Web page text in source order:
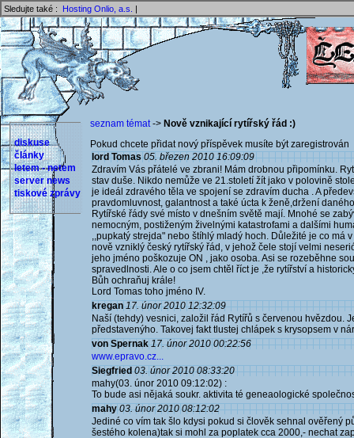
Sledujte také : Hosting Onlio, a.s. |
diskuse
články
letem - netem
server news
tiskové zprávy
seznam témat-> Nově vznikající rytířský řád :)
Pokud chcete přidat nový příspěvek musíte být
lord Tomas 05. březen 2010 16:09:09
Zdravím Vás přátelé ve zbrani! Mám drobnou připomínku.
stav duše. Nikdo nemůže ve 21.století žít jako v polovině
je ideál zdravého těla ve spojení se zdravím ducha . A
pravdomluvnost, galantnost a také úcta k ženě,držení
Rytířské řády své místo v dnešním světě mají. Mnohé se
nemocným, postiženým živelnými katastrofami a dalšími
,,pupkatý strejda" nebo štíhlý mladý hoch. Důležité je co má
nově vzniklý český rytířský řád, v jehož čele stojí velmi
jeho jméno poškozuje ON , jako osoba. Asi se rozeběhne
spravedlnosti. Ale o co jsem chtěl říct je ,že rytířství a
Bůh ochraňuj krále!
Lord Tomas toho jméno IV.
kregan 17. únor 2010 12:32:09
Naší (tehdy) vesnici, založil řád Rytířů s červenou hvězdou.
představenýho. Takovej fakt tlustej chlápek s krysopsem v
von Spernak 17. únor 2010 00:22:56
www.epravo.cz...
Siegfried 03. únor 2010 08:33:20
mahy(03. únor 2010 09:12:02) :
To bude asi nějaká soukr. aktivita té geneaologické
mahy 03. únor 2010 08:12:02
Jediné co vím tak šlo kdysi pokud si člověk sehnal ověřený
šestého kolena)tak si mohl za poplatek cca 2000,- nechat